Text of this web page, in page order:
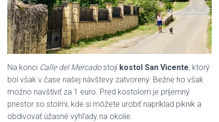
Na konci Calle del Mercadostojí kostol San Vicente, ktorý
bol však v čase našej návštevy zatvorený. Bežne ho však
možno navštíviť za 1 euro. Pred kostolom je príjemný
priestor so stolmi, kde si môžete urobiť napríklad piknik a
obdivovať úžasné výhľady na okolie.